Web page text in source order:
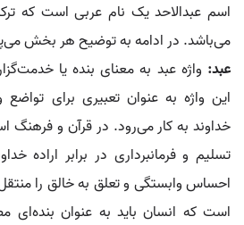
اسم عبدالاحد یک نام عربی است که
می‌باشد. در ادامه به توضیح هر بخش
عبد: واژه عبد به معنای بنده یا
این واژه به عنوان تعبیری برای
خداوند به کار می‌رود. در قرآن و فرهنگ
تسلیم و فرمانبرداری در برابر اراده
احساس وابستگی و تعلق به خالق را
است که انسان باید به عنوان بنده‌ای